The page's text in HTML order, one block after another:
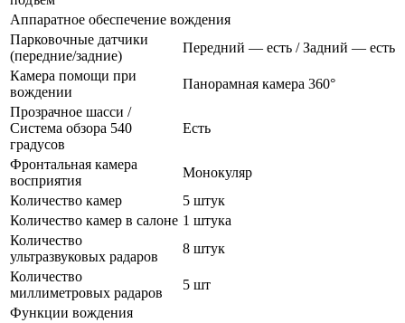
Аппаратное обеспечение вождения
Парковочные датчики
(передние/задние)
Передний — есть / Задний — есть
Камера помощи при
вождении
Панорамная камера 360°
Прозрачное шасси /
Система обзора 540
градусов
Есть
Фронтальная камера
восприятия
Монокуляр
Количество камер
5 штук
Количество камер в салоне 1 штука
Количество
ультразвуковых радаров
8 штук
Количество
миллиметровых радаров
5 шт
Функции вождения